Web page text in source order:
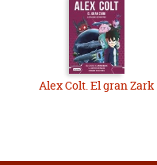
Alex Colt. El gran Zark